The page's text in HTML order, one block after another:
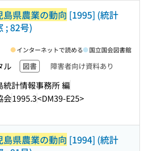
島県農業の動向 [1995] (統計
; 82号)
ル 図書 障害者向け資料あり
計情報事務所 編
会1995.3<DM39-E25>
インターネットで読める 国立国会図書館
島県農業の動向 [1994] (統計